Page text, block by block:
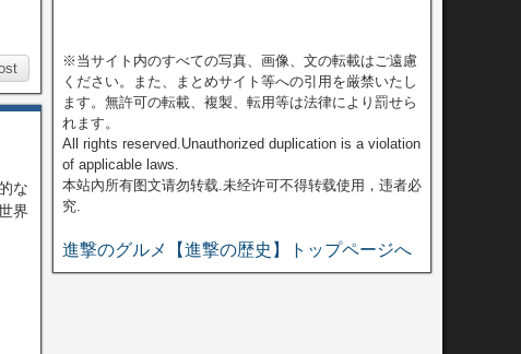
な
界
※当サイト内のすべての写真、画像、文の転載はご遠慮
ください。また、まとめサイト等への引用を厳禁いたし
ます。無許可の転載、複製、転用等は法律により罰せら
れます。
All rights reserved.Unauthorized duplication is a violation
of applicable laws.
本站內所有图文请勿转载.未经许可不得转载使用，违者必
究.
進撃のグルメ【進撃の歴史】トップページへ